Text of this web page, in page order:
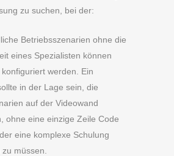
zu suchen, bei der:
Betriebsszenarien ohne die
eines Spezialisten können
werden. Ein
in der Lage sein, die
auf der Videowand
ohne eine einzige Zeile Code
eine komplexe Schulung
müssen.